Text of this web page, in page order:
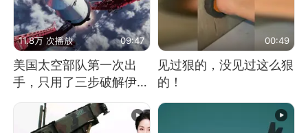
11.8万 次播放 09:47
美国太空部队第一次出
手，只用了三步破解伊朗
00:49
见过狠的，没见过这么狠
的！